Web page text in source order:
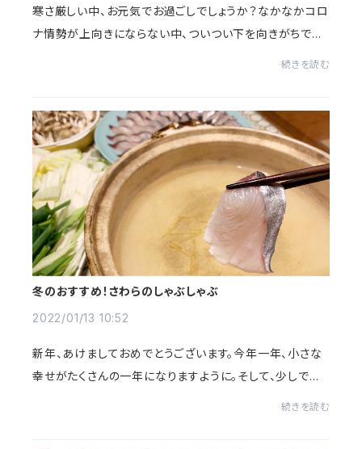
寒さ厳しい中、お元気でお過ごしでしょうか？なかなかコロ
ナ情勢が上向きにならない中、ついつい下を向きがちです
続きを読む
冬のおすすめ！さわらのしゃぶしゃぶ
2022/01/13 10:52
新年、あけましておめでとうございます。今年一年、小さな
幸せがたくさんの一年になりますように。そして、少しでも
続きを読む